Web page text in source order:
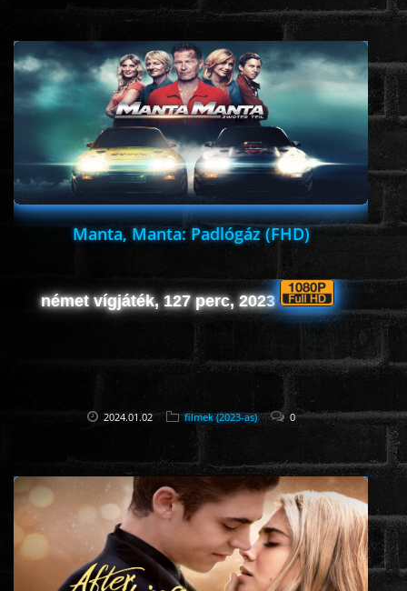
DOKUMENTUMFILMEK
ÉLŐ ADÁSOK (LIVE)
KARÁCSONYI FILMEK
PC-GAME
www.onlinefilmvilag2.eu,Copyright © 2017-2026 Az oldal nem tárol
semmilyen jogsértő tartalmat. Minden adat külső forrásból származik |
Frissítve: 2026.07.27|Fel ↑
Manta, Manta: Padlógáz (FHD)
német vígjáték, 127 perc, 2023
2024.01.02 filmek (2023-as) 0